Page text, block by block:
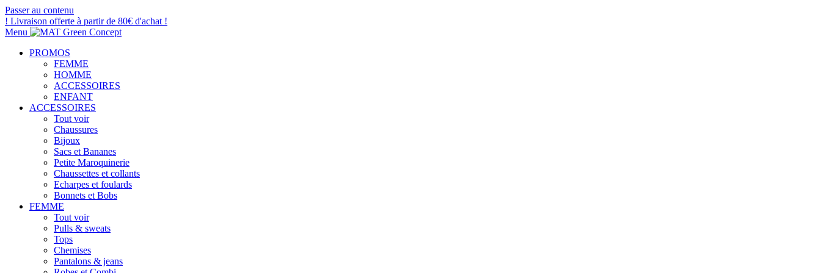
Passer au contenu
! Livraison offerte à partir de 80€ d'achat !
Menu
PROMOS
FEMME
HOMME
ACCESSOIRES
ENFANT
ACCESSOIRES
Tout voir
Chaussures
Bijoux
Sacs et Bananes
Petite Maroquinerie
Chaussettes et collants
Echarpes et foulards
Bonnets et Bobs
FEMME
Tout voir
Pulls & sweats
Tops
Chemises
Pantalons & jeans